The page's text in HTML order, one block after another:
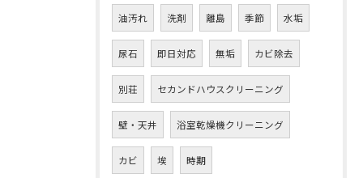
油汚れ 洗剤 離島 季節 水垢
尿石 即日対応 無垢 カビ除去
別荘 セカンドハウスクリーニング
壁・天井 浴室乾燥機クリーニング
カビ 埃 時期